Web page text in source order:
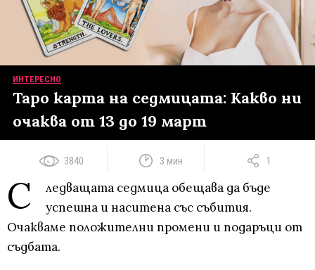
ИНТЕРЕСНО
Таро карта на седмицата: Какво ни
очаква от 13 до 19 март
3840 3 мин 1
С
ледващата седмица обещава да бъде
успешна и наситена със събития.
Очакваме положителни промени и подаръци от
съдбата.